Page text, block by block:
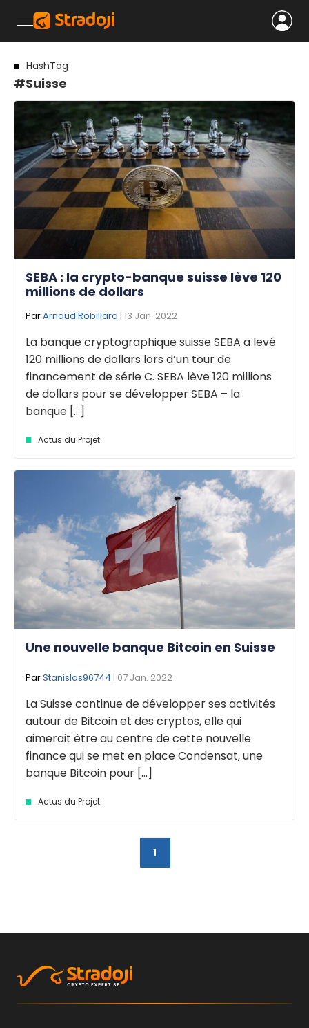
HashTag
#Suisse
SEBA : la crypto-banque suisse lève 120
millions de dollars
ParArnaud Robillard | 13 Jan. 2022
La banque cryptographique suisse SEBA a levé
120 millions de dollars lors d’un tour de
financement de série C. SEBA lève 120 millions
de dollars pour se développer SEBA – la
banque [...]
Actus du Projet
Une nouvelle banque Bitcoin en Suisse
ParStanislas96744 | 07 Jan. 2022
La Suisse continue de développer ses activités
autour de Bitcoin et des cryptos, elle qui
aimerait être au centre de cette nouvelle
finance qui se met en place Condensat, une
banque Bitcoin pour [...]
Actus du Projet
1